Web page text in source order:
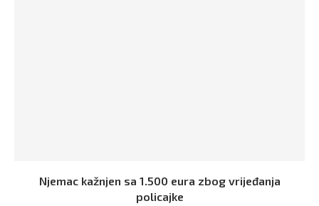
Njemac kažnjen sa 1.500 eura zbog vrijeđanja
policajke